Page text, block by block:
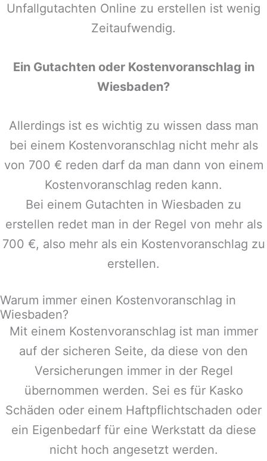
Unfallgutachten Online zu erstellen ist wenig
Zeitaufwendig.
Ein Gutachten oder Kostenvoranschlag in
Wiesbaden?
Allerdings ist es wichtig zu wissen dass man
bei einem Kostenvoranschlag nicht mehr als
von 700 € reden darf da man dann von einem
Kostenvoranschlag reden kann.
Bei einem Gutachten in Wiesbaden zu
erstellen redet man in der Regel von mehr als
700 €, also mehr als ein Kostenvoranschlag zu
erstellen.
Warum immer einen Kostenvoranschlag in
Wiesbaden?
Mit einem Kostenvoranschlag ist man immer
auf der sicheren Seite, da diese von den
Versicherungen immer in der Regel
übernommen werden. Sei es für Kasko
Schäden oder einem Haftpflichtschaden oder
ein Eigenbedarf für eine Werkstatt da diese
nicht hoch angesetzt werden.